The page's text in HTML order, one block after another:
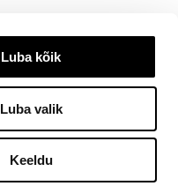
Luba kõik
Luba valik
Keeldu